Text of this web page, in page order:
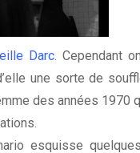
Darc. Cependant
une sorte de
des années 1970
esquisse